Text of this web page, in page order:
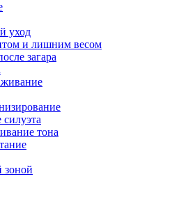
уход
и лишним весом
загара
тона
зоной